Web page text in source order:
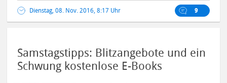
Dienstag, 08. Nov. 2016, 8:17 Uhr 9
Samstagstipps: Blitzangebote und ein
Schwung kostenlose E-Books